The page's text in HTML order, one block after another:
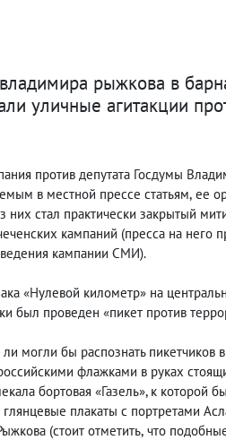
рыжкова в
уличные агитакции
против депутата Госдумы
в местной прессе статьям, ее
них стал практически закрытый
кампаний (пресса на него
кампании СМИ).
«Нулевой километр» на
был проведен «пикет против
могли бы распознать
флажками в руках
бортовая «Газель», к которой
плакаты с портретами
(стоит отметить, что